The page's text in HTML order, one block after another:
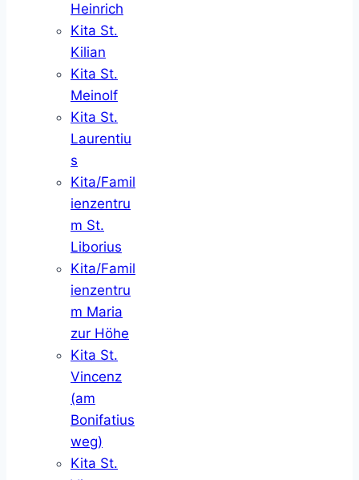
Heinrich
Kita St.
Kilian
Kita St.
Meinolf
Kita St.
Laurentiu
s
Kita/Famil
ienzentru
m St.
Liborius
Kita/Famil
ienzentru
m Maria
zur Höhe
Kita St.
Vincenz
(am
Bonifatius
weg)
Kita St.